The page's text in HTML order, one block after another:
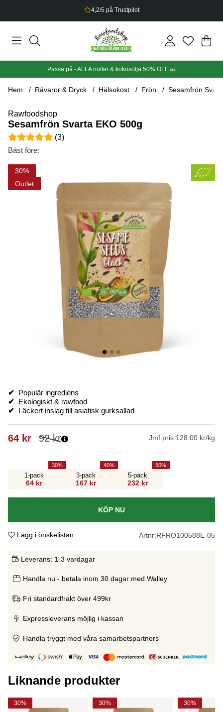
Bonus på allt du handlar
Din
.
Passa på - ALLA nötter & kokosolja 50% OFF 🥜
Hem Råvaror & Dryck Hälsokost Frön Sesamfrön
Rawfoodshop
Sesamfrön Svarta EKO 500g
Medelbetyg 5 av 5 Antal betyg 3
(3)
Bäst före:
30
Outlet
Produktbilder Sesamfrön Svarta EKO 500g
✔
Populär ingrediens
✔
Ekologiskt & rawfood
✔
Läckert inslag till asiatisk gurksallad
92kr
64 kr Jmf.pris:128.00 kr/kg
1-pack
64 kr
30
3-pack
167 kr
40
5-pack
232 kr
50
KÖP NU
Lägg i önskelistan Artnr:RFRO100588E-05
Leverans: 1-3 vardagar
Handla nu - betala inom 30 dagar med Walley
Fri standardfrakt över 499kr
Expressleverans möjlig i kassan
Handla tryggt med våra samarbetspartners
Liknande produkter
30% 30% 30%